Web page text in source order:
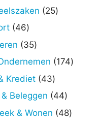
producten
2525
4646
producten
3535
producten
174174
Krediet 4343
producten
Beleggen 4444
producten
& Wonen 4848